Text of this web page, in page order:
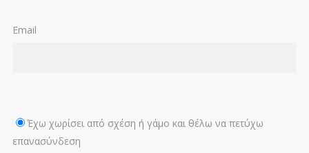
Email
Έχω χωρίσει από σχέση ή γάμο και θέλω να πετύχω
επανασύνδεση